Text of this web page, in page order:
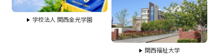
学校法人 関西金光学園
関西福祉大学